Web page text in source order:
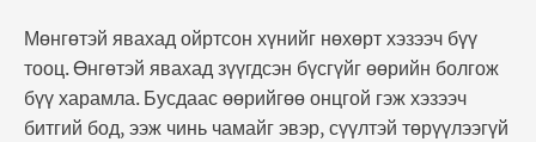
Мөнгөтэй явахад ойртсон хүнийг нөхөрт хэзээч бүү
тооц. Өнгөтэй явахад зүүгдсэн бүсгүйг өөрийн болгож
бүү харамла. Бусдаас өөрийгөө онцгой гэж хэзээч
битгий бод, ээж чинь чамайг эвэр, сүүлтэй төрүүлээгүй